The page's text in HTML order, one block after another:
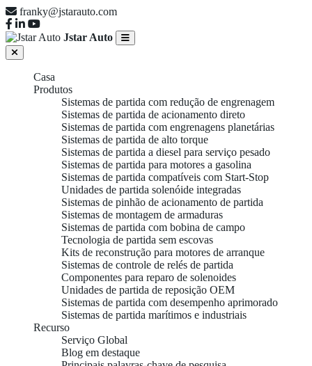
franky@jstarauto.com
Jstar Auto
Casa
Produtos
Sistemas de partida com redução de engrenagem
Sistemas de partida de acionamento direto
Sistemas de partida com engrenagens planetárias
Sistemas de partida de alto torque
Sistemas de partida a diesel para serviço pesado
Sistemas de partida para motores a gasolina
Sistemas de partida compatíveis com Start-Stop
Unidades de partida solenóide integradas
Sistemas de pinhão de acionamento de partida
Sistemas de montagem de armaduras
Sistemas de partida com bobina de campo
Tecnologia de partida sem escovas
Kits de reconstrução para motores de arranque
Sistemas de controle de relés de partida
Componentes para reparo de solenoides
Unidades de partida de reposição OEM
Sistemas de partida com desempenho aprimorado
Sistemas de partida marítimos e industriais
Recurso
Serviço Global
Blog em destaque